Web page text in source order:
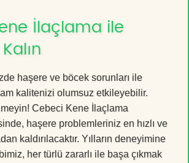
İlaçlama ile
haşere ve böcek sorunları ile
kalitenizi olumsuz etkileyebilir.
Cebeci Kene İlaçlama
haşere problemleriniz en hızlı ve
kaldırılacaktır. Yılların deneyimine
her türlü zararlı ile başa çıkmak